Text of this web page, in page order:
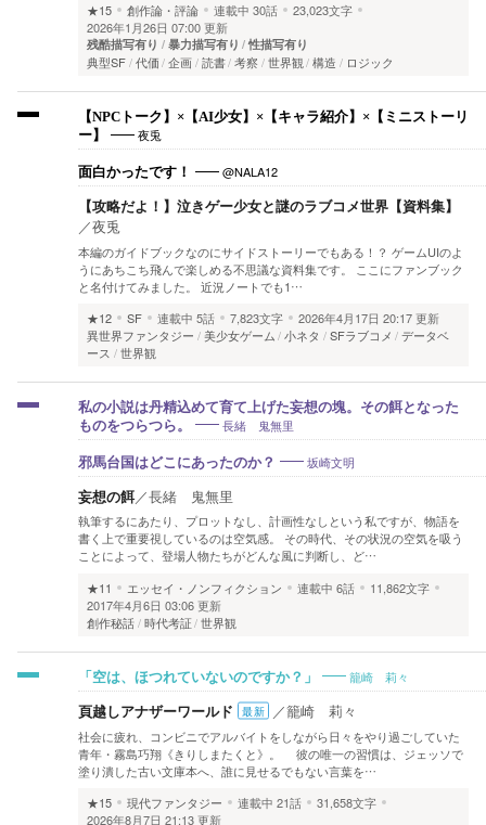
★15
創作論・評論 連載中 30話
23,023文字
2026年1月26日 07:00 更新
残酷描写有り 暴力描写有り 性描写有り
典型SF 代価 企画 読書 考察 世界観 構造 ロジック
【NPCトーク】×【AI少女】×【キャラ紹介】×【ミニストーリ
ー】
夜兎
面白かったです！ @NALA12
【攻略だよ！】泣きゲー少女と謎のラブコメ世界【資料集】
／夜兎
本編のガイドブックなのにサイドストーリーでもある！？ ゲームUIのよ
うにあちこち飛んで楽しめる不思議な資料集です。 ここにファンブック
と名付けてみました。 近況ノートでも1…
★12
SF 連載中 5話 7,823文字
2026年4月17日 20:17 更新
異世界ファンタジー
美少女ゲーム 小ネタ SFラブコメ
データベ
ース
世界観
私の小説は丹精込めて育て上げた妄想の塊。その餌となった
ものをつらつら。
長緒 鬼無里
邪馬台国はどこにあったのか？ 坂崎文明
妄想の餌／長緒 鬼無里
執筆するにあたり、プロットなし、計画性なしという私ですが、物語を
書く上で重要視しているのは空気感。 その時代、その状況の空気を吸う
ことによって、登場人物たちがどんな風に判断し、ど…
★11
エッセイ・ノンフィクション 連載中 6話
11,862文字
2017年4月6日 03:06 更新
創作秘話 時代考証 世界観
「空は、ほつれていないのですか？」 籠崎 莉々
頁越しアナザーワールド 最新 ／籠崎 莉々
社会に疲れ、コンビニでアルバイトをしながら日々をやり過ごしていた
青年・霧島巧翔《きりしまたくと》。 彼の唯一の習慣は、ジェッソで
塗り潰した古い文庫本へ、誰に見せるでもない言葉を…
★15
現代ファンタジー 連載中 21話
31,658文字
2026年8月7日 21:13 更新